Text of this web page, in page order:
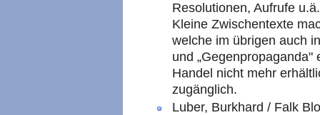
Resolutionen, Aufrufe
Kleine Zwischentexte
welche im übrigen auch
und
Handel nicht mehr
zugänglich.
Luber, Burkhard / Falk